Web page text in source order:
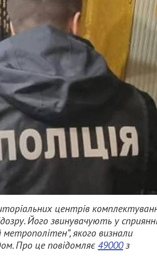
центрів
Його звинувачують у
якого визнали
Про це повідомляє49000з